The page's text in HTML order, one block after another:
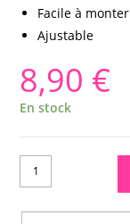
Facile à monter
Ajustable
8,90 €
En stock